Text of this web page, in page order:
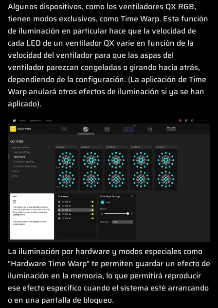
Algunos dispositivos, como los ventiladores QX RGB,
tienen modos exclusivos, como Time Warp. Esta función
de iluminación en particular hace que la velocidad de
cada LED de un ventilador QX varíe en función de la
velocidad del ventilador para que las aspas del
ventilador parezcan congeladas o girando hacia atrás,
dependiendo de la configuración. (La aplicación de Time
Warp anulará otros efectos de iluminación si ya se han
aplicado).
La iluminación por hardware y modos especiales como
"Hardware Time Warp" te permiten guardar un efecto de
iluminación en la memoria, lo que permitirá reproducir
ese efecto específico cuando el sistema esté arrancando
o en una pantalla de bloqueo.